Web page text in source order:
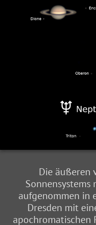
Die äußeren
aufgenommen in
Dresden mit
apochromatischen